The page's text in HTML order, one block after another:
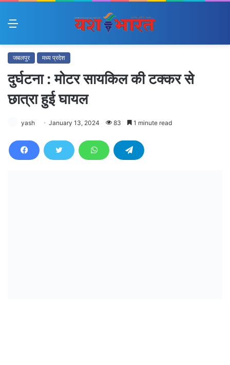
Menu
जबलपुर मध्य प्रदेश
दुर्घटना : मोटर सायकिल की टक्कर से
छात्रा हुई घायल
yash January 13, 2024 83 1 minute read